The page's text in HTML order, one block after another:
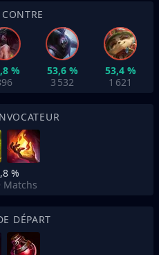
%
53,6 %
3 532
53,4 %
1 621
%
Matchs
DÉPART